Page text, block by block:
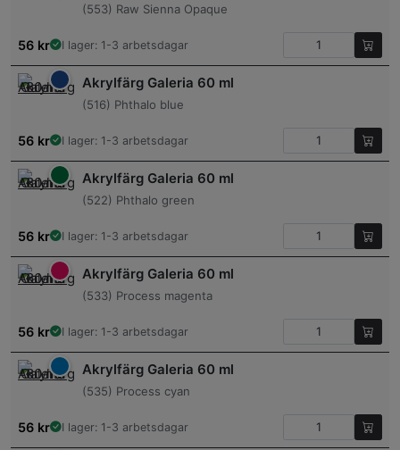
(553) Raw Sienna Opaque
56 kr I lager: 1-3 arbetsdagar
Akrylfärg Galeria 60 ml
(516) Phthalo blue
56 kr I lager: 1-3 arbetsdagar
Akrylfärg Galeria 60 ml
(522) Phthalo green
56 kr I lager: 1-3 arbetsdagar
Akrylfärg Galeria 60 ml
(533) Process magenta
56 kr I lager: 1-3 arbetsdagar
Akrylfärg Galeria 60 ml
(535) Process cyan
56 kr I lager: 1-3 arbetsdagar